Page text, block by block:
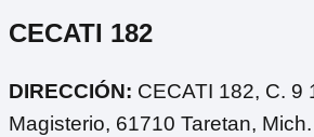
CECATI 182
DIRECCIÓN: CECATI 182, C. 9
Magisterio, 61710 Taretan, Mich.